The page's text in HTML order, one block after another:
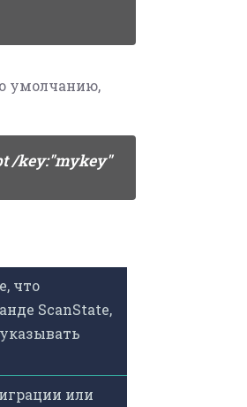
умолчанию,
/key:"mykey"
что
ScanState,
или